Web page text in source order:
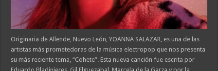
Originaria de Allende, Nuevo León, YOANNA SALAZAR, es una de las
artistas más prometedoras de la música electropop que nos presenta
su más reciente tema, “Cohete”. Esta nueva canción fue escrita por